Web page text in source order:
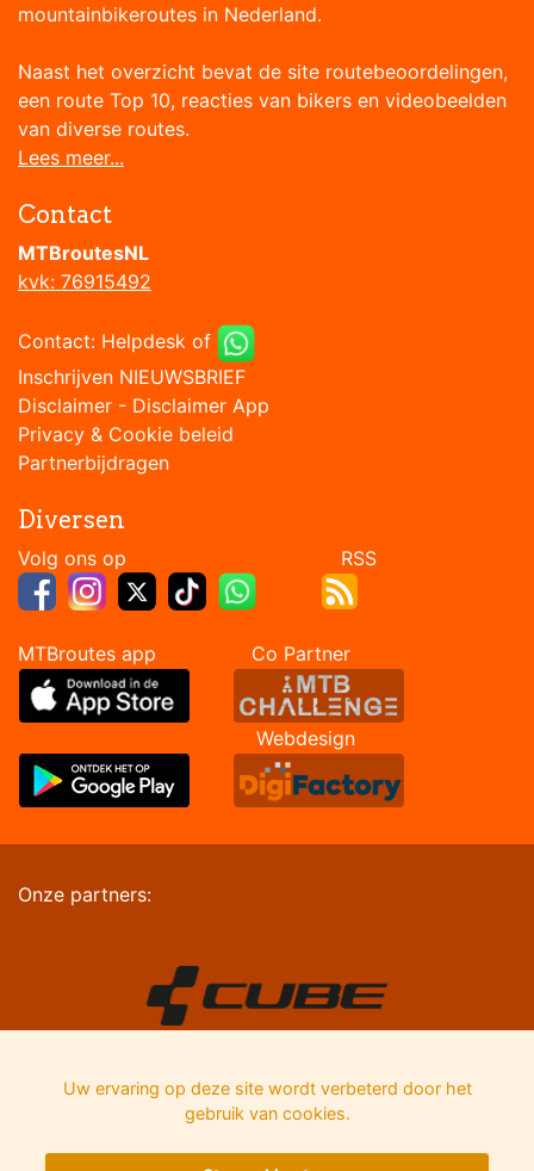
mountainbikeroutes in Nederland.
Naast het overzicht bevat de site routebeoordelingen,
een route Top 10, reacties van bikers en videobeelden
van diverse routes.
Lees meer...
Contact
MTBroutesNL
kvk: 76915492
Contact: Helpdesk of
Inschrijven NIEUWSBRIEF
Disclaimer - Disclaimer App
Privacy & Cookie beleid
Partnerbijdragen
Diversen
Volg ons op RSS
MTBroutes app Co Partner
Webdesign
Onze partners:
Uw ervaring op deze site wordt verbeterd door het
gebruik van cookies.